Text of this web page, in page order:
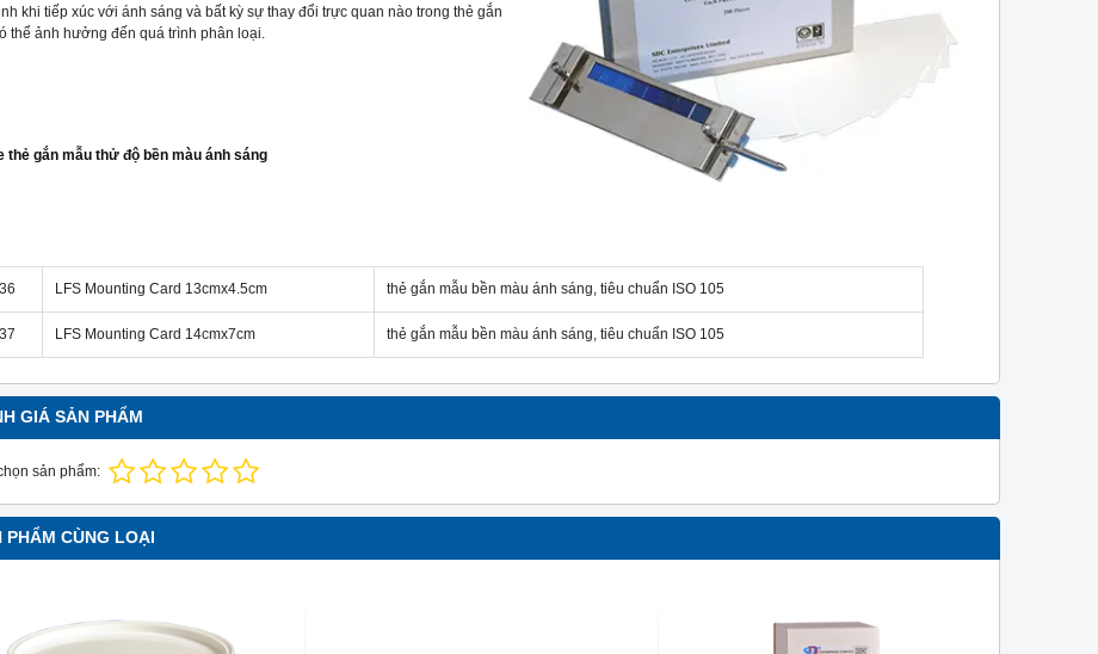
khi tiếp xúc với ánh sáng và bất kỳ sự thay đổi trực quan nào trong thẻ gắn
thể ảnh hưởng đến quá trình phân loại.
thẻ gắn mẫu thử độ bền màu ánh sáng
LFS Mounting Card 13cmx4.5cm thẻ gắn mẫu bền màu ánh sáng, tiêu chuẩn ISO 105
LFS Mounting Card 14cmx7cm thẻ gắn mẫu bền màu ánh sáng, tiêu chuẩn ISO 105
GIÁ SẢN PHẨM
sản phẩm:
PHẨM CÙNG LOẠI